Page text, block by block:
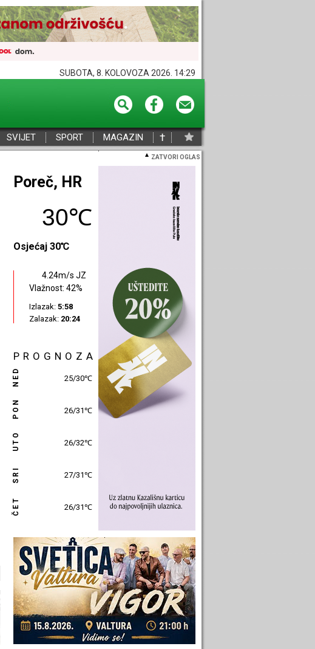
SUBOTA, 8. KOLOVOZA 2026. 14:29
SVIJET SPORT MAGAZIN †
ZATVORI OGLAS
Poreč, HR
30℃
Osjećaj 30℃
4.24m/s JZ
Vlažnost: 42%
Izlazak: 5:58
Zalazak: 20:24
PROGNOZA
NED 25/30℃
PON 26/31℃
UTO 26/32℃
SRI 27/31℃
ČET 26/31℃